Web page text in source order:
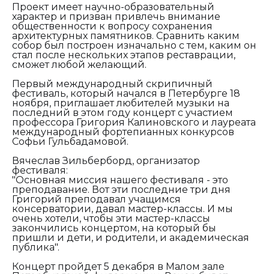
Проект имеет научно-образовательный
характер и призван привлечь внимание
общественности к вопросу сохранения
архитектурных памятников. Сравнить каким
собор был построен изначально с тем, каким он
стал после нескольких этапов реставрации,
сможет любой желающий.
Первый международный скрипичный
фестиваль, который начался в Петербурге 18
ноября, приглашает любителей музыки на
последний в этом году концерт с участием
профессора Григория Калиновского и лауреата
международный фортепианных конкурсов
Софьи Гульбадамовой.
Вячеслав Зильберборд, организатор
фестиваля:
"Основная миссия нашего фестиваля - это
преподавание. Вот эти последние три дня
Григорий преподавал учащимся
консерватории, давал мастер-классы. И мы
очень хотели, чтобы эти мастер-классы
закончились концертом, на который бы
пришли и дети, и родители, и академическая
публика".
Концерт пройдет 5 декабря в Малом зале